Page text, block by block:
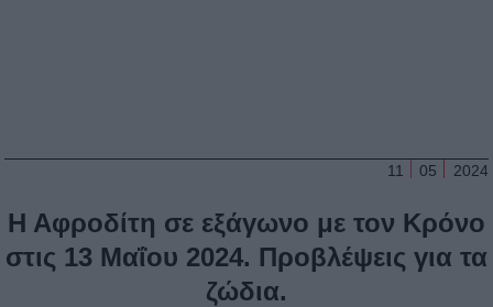
11 05 2024
Η Αφροδίτη σε εξάγωνο με τον Κρόνο
στις 13 Μαΐου 2024. Προβλέψεις για τα
ζώδια.